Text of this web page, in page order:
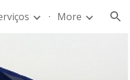
More